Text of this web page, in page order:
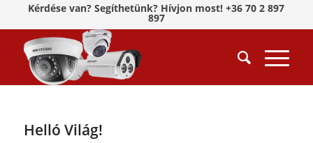
Kérdése van? Segíthetünk? Hívjon most! +36 70 2 897
897
Helló Világ!